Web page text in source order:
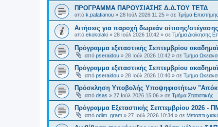
ΠΡΟΓΡΑΜΜΑ ΠΑΡΟΥΣΙΑΣΗΣ Δ.Δ.ΤΟΥ ΤΕΤΔ
από k.palatianou » 28 Ιούλ 2026 11:25 » σε Τμήμα
Αιτήσεις για παροχή δωρεάν σίτισης/
από ekokolaki » 28 Ιούλ 2026 10:42 » σε Τμήμα Διοίκησης
Πρόγραμμα εξεταστικής Σεπτεμβρίου
από pseraidou » 28 Ιούλ 2026 10:42 » σε Τμήμα
Πρόγραμμα εξεταστικής Σεπτεμβρίου
από pseraidou » 28 Ιούλ 2026 10:40 » σε Τμήμα
Πρόσκληση Υποβολής Υποψηφιοτήτων
από dsas » 27 Ιούλ 2026 15:06 » σε Τμήμα Στατιστικής
Πρόγραμμα Εξεταστικής Σεπτεμβρίου 2026 -
από odim_gram » 27 Ιούλ 2026 10:34 » σε